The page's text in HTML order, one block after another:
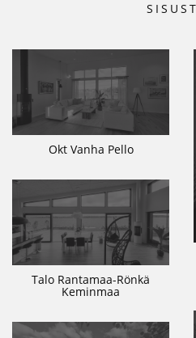
Okt Vanha Pello
Talo Rantamaa-Rönkä
Keminmaa